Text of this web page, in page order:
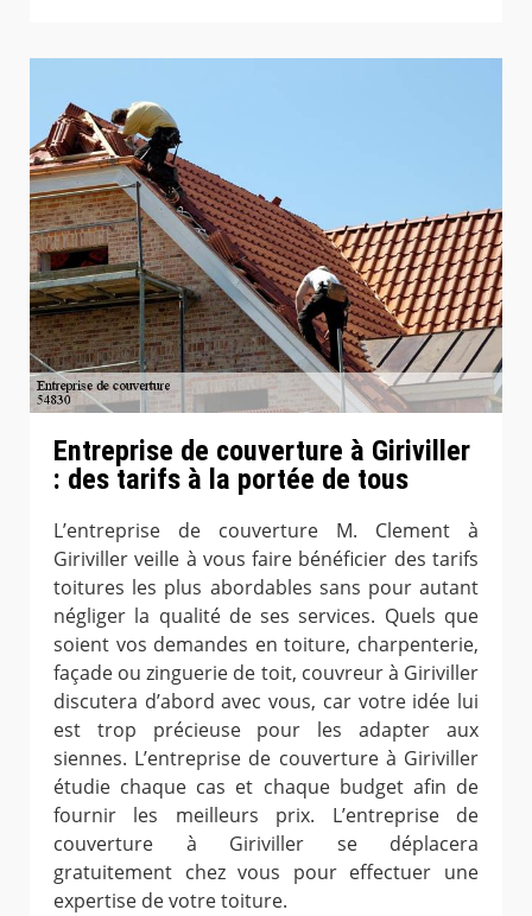
Entreprise de couverture à Giriviller
: des tarifs à la portée de tous
L’entreprise de couverture M. Clement à
Giriviller veille à vous faire bénéficier des tarifs
toitures les plus abordables sans pour autant
négliger la qualité de ses services. Quels que
soient vos demandes en toiture, charpenterie,
façade ou zinguerie de toit, couvreur à Giriviller
discutera d’abord avec vous, car votre idée lui
est trop précieuse pour les adapter aux
siennes. L’entreprise de couverture à Giriviller
étudie chaque cas et chaque budget afin de
fournir les meilleurs prix. L’entreprise de
couverture à Giriviller se déplacera
gratuitement chez vous pour effectuer une
expertise de votre toiture.